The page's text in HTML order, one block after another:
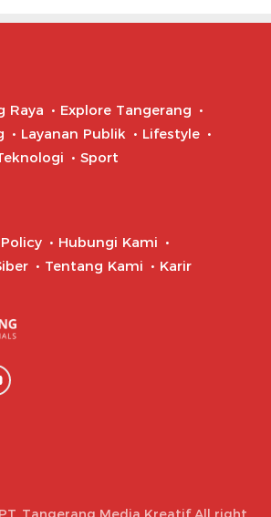
Raya
Explore Tangerang
Layanan Publik
Lifestyle
Sport
Hubungi Kami
Tentang Kami Karir